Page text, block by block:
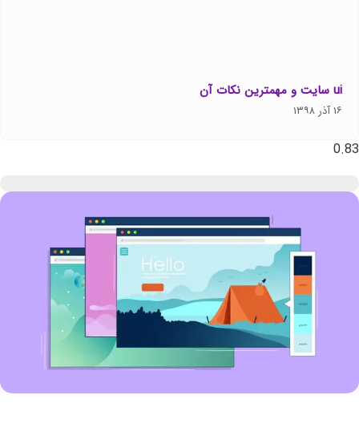
ui سایت و مهمترین نکات آن
۱۶ آذر ۱۳۹۸